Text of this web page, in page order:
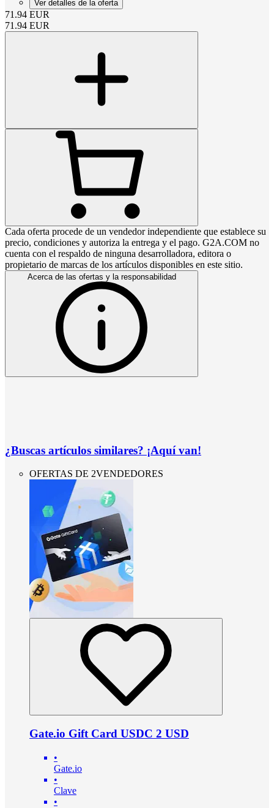
Ver detalles de la oferta
71.94 EUR
71.94 EUR
Cada oferta procede de un vendedor independiente que establece su
precio, condiciones y autoriza la entrega y el pago. G2A.COM no
cuenta con el respaldo de ninguna desarrolladora, editora o
propietario de marcas de los artículos disponibles en este sitio.
Acerca de las ofertas y la responsabilidad
¿Buscas artículos similares? ¡Aquí van!
OFERTAS DE 2VENDEDORES
Gate.io Gift Card USDC 2 USD
•
Gate.io
•
Clave
•